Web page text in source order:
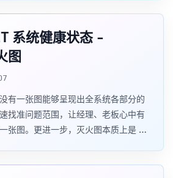
系统健康状态 -
图
有一张图能够呈现出全系统各部分的
找准问题范围，让经理、老板心中有
张图。更进一步，灭火图本质上是 IT